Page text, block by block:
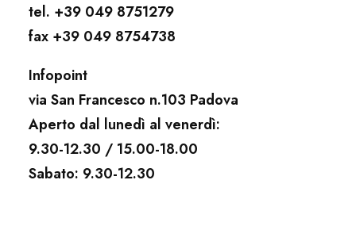
tel. +39 049 8751279
fax +39 049 8754738
Infopoint
via San Francesco n.103 Padova
Aperto dal lunedì al venerdì:
9.30-12.30 / 15.00-18.00
Sabato: 9.30-12.30